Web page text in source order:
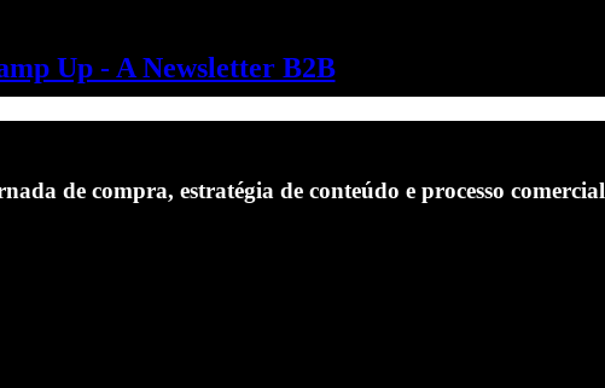
Up - A Newsletter B2B
de compra, estratégia de conteúdo e processo comercial